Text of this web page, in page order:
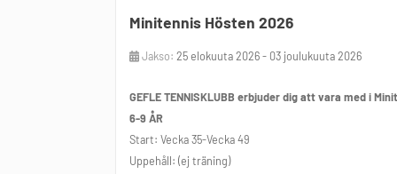
Torsdag: Kl: 17.00-17.40 17.40-18.20 18.20-19.00
Gefle Tennisklubb
Tel:026-107870 Mail: info@gefletk.se
Minitennis Hösten 2026
Jakso: 25 elokuuta 2026 - 03 joulukuuta 2026
GEFLE TENNISKLUBB erbjuder dig att vara med i
6-9 ÅR
Start: Vecka 35-Vecka 49
Uppehåll: (ej träning)